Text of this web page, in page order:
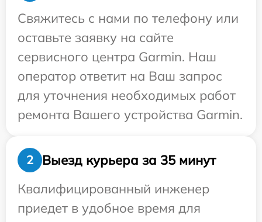
Свяжитесь с нами по телефону или
оставьте заявку на сайте
сервисного центра Garmin. Наш
оператор ответит на Ваш запрос
для уточнения необходимых работ
ремонта Вашего устройства Garmin.
2
Выезд курьера за 35 минут
Квалифицированный инженер
приедет в удобное время для